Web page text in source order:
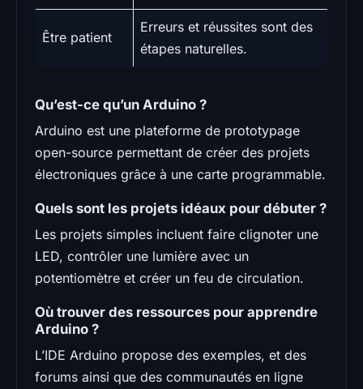
Être patient
Erreurs et réussites sont des
étapes naturelles.
Qu’est-ce qu’un Arduino ?
Arduino est une plateforme de prototypage
open-source permettant de créer des projets
électroniques grâce à une carte programmable.
Quels sont les projets idéaux pour débuter ?
Les projets simples incluent faire clignoter une
LED, contrôler une lumière avec un
potentiomètre et créer un feu de circulation.
Où trouver des ressources pour apprendre
Arduino ?
L’IDE Arduino propose des exemples, et des
forums ainsi que des communautés en ligne